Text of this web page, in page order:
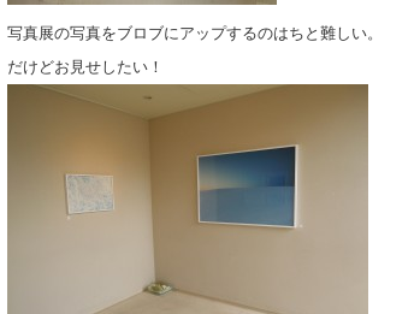
写真展の写真をブロブにアップするのはちと難しい。
だけどお見せしたい！